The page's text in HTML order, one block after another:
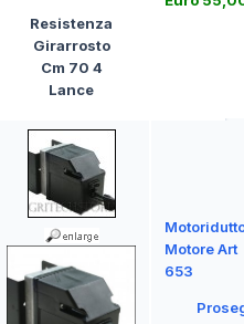
Resistenza
Girarrosto
Cm 70 4
Lance
Motore Art
653